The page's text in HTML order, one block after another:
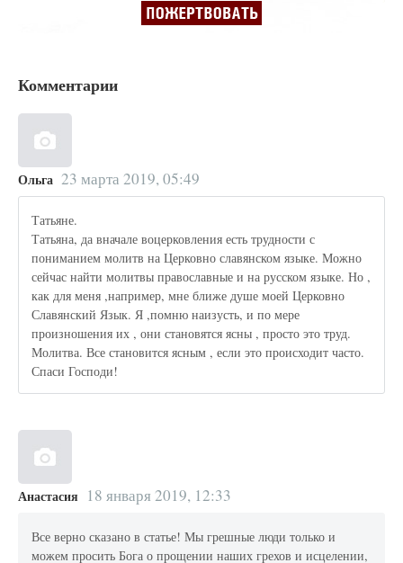
Комментарии
Ольга 23 марта 2019, 05:49
Татьяне.
Татьяна, да вначале воцерковления есть трудности с
пониманием молитв на Церковно славянском языке. Можно
сейчас найти молитвы православные и на русском языке. Но ,
как для меня ,например, мне ближе душе моей Церковно
Славянский Язык. Я ,помню наизусть, и по мере
произношения их , они становятся ясны , просто это труд.
Молитва. Все становится ясным , если это происходит часто.
Спаси Господи!
Анастасия 18 января 2019, 12:33
Все верно сказано в статье! Мы грешные люди только и
можем просить Бога о прощении наших грехов и исцелении,